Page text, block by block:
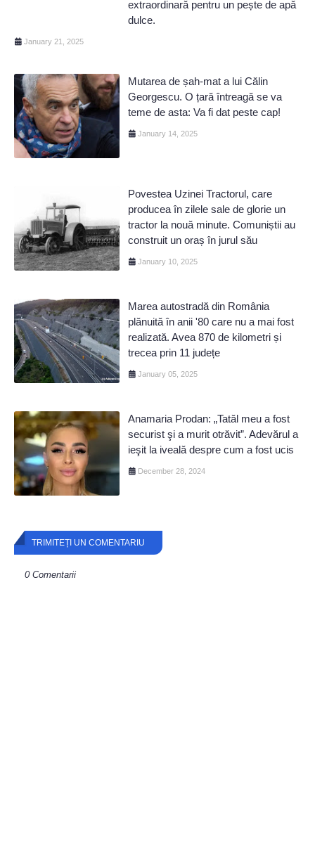
extraordinară pentru un pește de apă
dulce.
January 21, 2025
Mutarea de șah-mat a lui Călin
Georgescu. O țară întreagă se va
teme de asta: Va fi dat peste cap!
January 14, 2025
Povestea Uzinei Tractorul, care
producea în zilele sale de glorie un
tractor la nouă minute. Comuniștii au
construit un oraș în jurul său
January 10, 2025
Marea autostradă din România
plănuită în anii '80 care nu a mai fost
realizată. Avea 870 de kilometri și
trecea prin 11 județe
January 05, 2025
Anamaria Prodan: „Tatăl meu a fost
securist şi a murit otrăvit”. Adevărul a
ieşit la iveală despre cum a fost ucis
December 28, 2024
TRIMITEȚI UN COMENTARIU
0 Comentarii